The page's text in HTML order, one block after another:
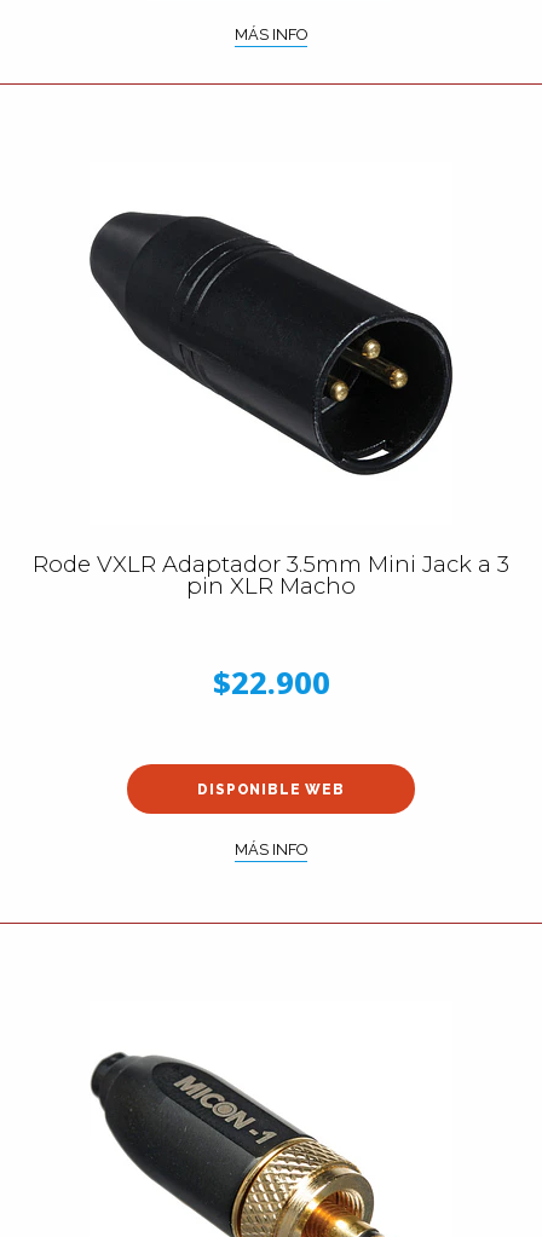
MÁS INFO
Rode VXLR Adaptador 3.5mm Mini Jack a 3
pin XLR Macho
$22.900
DISPONIBLE WEB
MÁS INFO